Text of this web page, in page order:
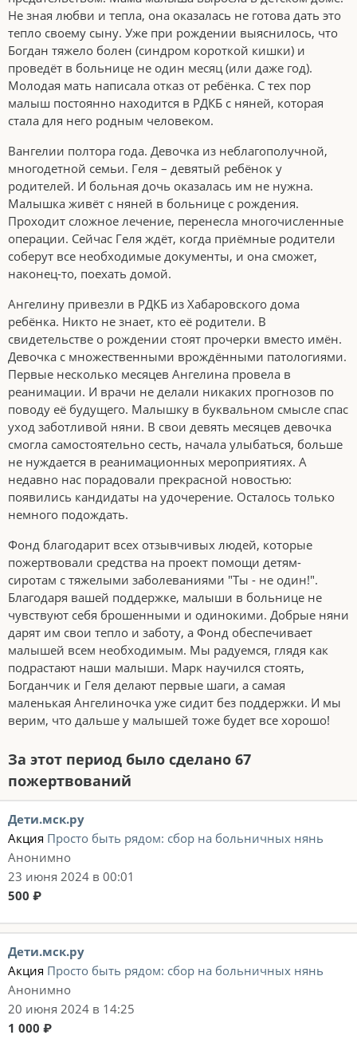
Не зная любви и тепла, она оказалась не готова дать это
тепло своему сыну. Уже при рождении выяснилось, что
Богдан тяжело болен (синдром короткой кишки) и
проведёт в больнице не один месяц (или даже год).
Молодая мать написала отказ от ребёнка. С тех пор
малыш постоянно находится в РДКБ с няней, которая
стала для него родным человеком.
Вангелии полтора года. Девочка из неблагополучной,
многодетной семьи. Геля – девятый ребёнок у
родителей. И больная дочь оказалась им не нужна.
Малышка живёт с няней в больнице с рождения.
Проходит сложное лечение, перенесла многочисленные
операции. Сейчас Геля ждёт, когда приёмные родители
соберут все необходимые документы, и она сможет,
наконец-то, поехать домой.
Ангелину привезли в РДКБ из Хабаровского дома
ребёнка. Никто не знает, кто её родители. В
свидетельстве о рождении стоят прочерки вместо имён.
Девочка с множественными врождёнными патологиями.
Первые несколько месяцев Ангелина провела в
реанимации. И врачи не делали никаких прогнозов по
поводу её будущего. Малышку в буквальном смысле спас
уход заботливой няни. В свои девять месяцев девочка
смогла самостоятельно сесть, начала улыбаться, больше
не нуждается в реанимационных мероприятиях. А
недавно нас порадовали прекрасной новостью:
появились кандидаты на удочерение. Осталось только
немного подождать.
Фонд благодарит всех отзывчивых людей, которые
пожертвовали средства на проект помощи детям-
сиротам с тяжелыми заболеваниями "Ты - не один!".
Благодаря вашей поддержке, малыши в больнице не
чувствуют себя брошенными и одинокими. Добрые няни
дарят им свои тепло и заботу, а Фонд обеспечивает
малышей всем необходимым. Мы радуемся, глядя как
подрастают наши малыши. Марк научился стоять,
Богданчик и Геля делают первые шаги, а самая
маленькая Ангелиночка уже сидит без поддержки. И мы
верим, что дальше у малышей тоже будет все хорошо!
За этот период было сделано 67
пожертвований
Дети.мск.ру
Акция Просто быть рядом: сбор на больничных нянь
Анонимно
23 июня 2024 в 00:01
500 ₽
Дети.мск.ру
Акция Просто быть рядом: сбор на больничных нянь
Анонимно
20 июня 2024 в 14:25
1 000 ₽